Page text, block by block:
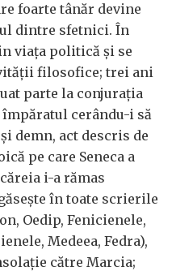
foarte tânăr devine
dintre sfetnici. În
viața politică și se
filosofice; trei ani
parte la conjurația
cerându-i să
demn, act descris de
pe care Seneca a
i-a rămas
în toate scrierile
Oedip, Fenicienele,
Medeea, Fedra),
către Marcia;